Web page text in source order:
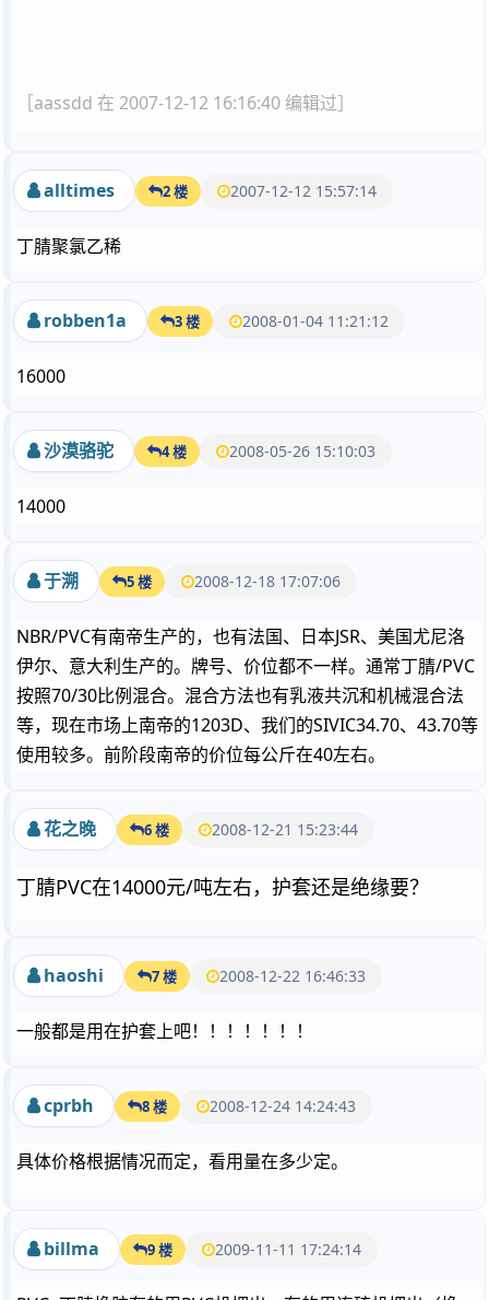
［aassdd 在 2007-12-12 16:16:40 编辑过］
alltimes 2 楼 2007-12-12 15:57:14
丁腈聚氯乙稀
robben1a 3 楼 2008-01-04 11:21:12
16000
沙漠骆驼 4 楼 2008-05-26 15:10:03
14000
于溯 5 楼 2008-12-18 17:07:06
NBR/PVC有南帝生产的，也有法国、日本JSR、美国尤尼洛
伊尔、意大利生产的。牌号、价位都不一样。通常丁腈/PVC
按照70/30比例混合。混合方法也有乳液共沉和机械混合法
等，现在市场上南帝的1203D、我们的SIVIC34.70、43.70等
使用较多。前阶段南帝的价位每公斤在40左右。
花之晚 6 楼 2008-12-21 15:23:44
丁腈PVC在14000元/吨左右，护套还是绝缘要？
haoshi 7 楼 2008-12-22 16:46:33
一般都是用在护套上吧！！！！！！！
cprbh 8 楼 2008-12-24 14:24:43
具体价格根据情况而定，看用量在多少定。
billma 9 楼 2009-11-11 17:24:14